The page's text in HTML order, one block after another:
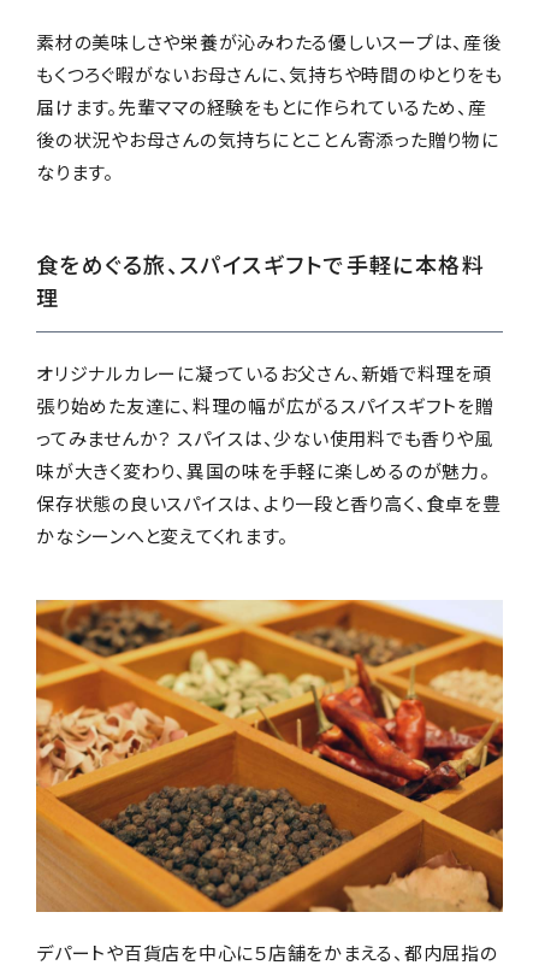
素材の美味しさや栄養が沁みわたる優しいスープは、産後
もくつろぐ暇がないお母さんに、気持ちや時間のゆとりをも
届けます。先輩ママの経験をもとに作られているため、産
後の状況やお母さんの気持ちにとことん寄添った贈り物に
なります。
食をめぐる旅、スパイスギフトで手軽に本格料
理
オリジナルカレーに凝っているお父さん、新婚で料理を頑
張り始めた友達に、料理の幅が広がるスパイスギフトを贈
ってみませんか？ スパイスは、少ない使用料でも香りや風
味が大きく変わり、異国の味を手軽に楽しめるのが魅力。
保存状態の良いスパイスは、より一段と香り高く、食卓を豊
かなシーンへと変えてくれます。
デパートや百貨店を中心に５店舗をかまえる、都内屈指の